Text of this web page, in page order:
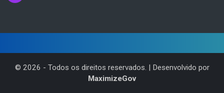
© 2026 - Todos os direitos reservados. | Desenvolvido por
MaximizeGov